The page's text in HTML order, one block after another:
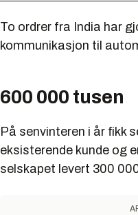
To ordrer fra India har
kommunikasjon til
600 000 tusen
På senvinteren i år fikk
eksisterende kunde og
selskapet levert 300